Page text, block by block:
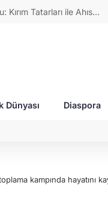
Müslüman din
28,0626
0,0018
Dünyası Diaspora
kampında hayatını